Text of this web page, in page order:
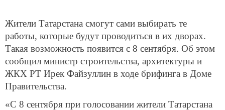
Жители Татарстана смогут сами выбирать те
работы, которые будут проводиться в их дворах.
Такая возможность появится с 8 сентября. Об этом
сообщил министр строительства, архитектуры и
ЖКХ РТ Ирек Файзуллин в ходе брифинга в Доме
Правительства.
«С 8 сентября при голосовании жители Татарстана